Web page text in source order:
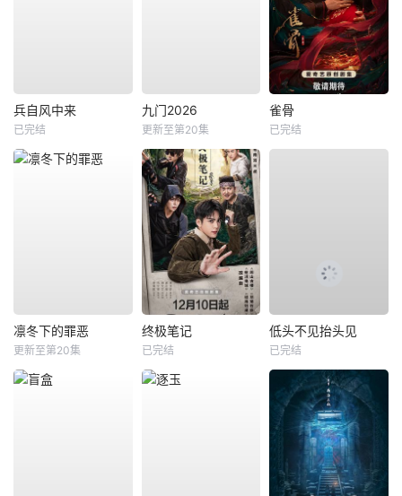
兵自风中来
已完结
九门2026
更新至第20集
雀骨
已完结
凛冬下的罪恶
更新至第20集
终极笔记
已完结
低头不见抬头见
已完结